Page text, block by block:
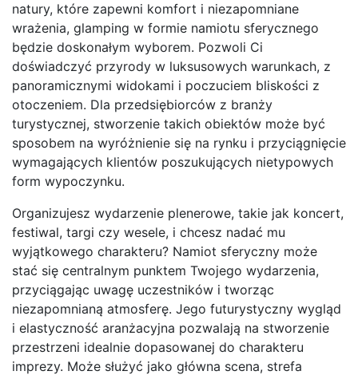
natury, które zapewni komfort i niezapomniane
wrażenia, glamping w formie namiotu sferycznego
będzie doskonałym wyborem. Pozwoli Ci
doświadczyć przyrody w luksusowych warunkach, z
panoramicznymi widokami i poczuciem bliskości z
otoczeniem. Dla przedsiębiorców z branży
turystycznej, stworzenie takich obiektów może być
sposobem na wyróżnienie się na rynku i przyciągnięcie
wymagających klientów poszukujących nietypowych
form wypoczynku.
Organizujesz wydarzenie plenerowe, takie jak koncert,
festiwal, targi czy wesele, i chcesz nadać mu
wyjątkowego charakteru? Namiot sferyczny może
stać się centralnym punktem Twojego wydarzenia,
przyciągając uwagę uczestników i tworząc
niezapomnianą atmosferę. Jego futurystyczny wygląd
i elastyczność aranżacyjna pozwalają na stworzenie
przestrzeni idealnie dopasowanej do charakteru
imprezy. Może służyć jako główna scena, strefa